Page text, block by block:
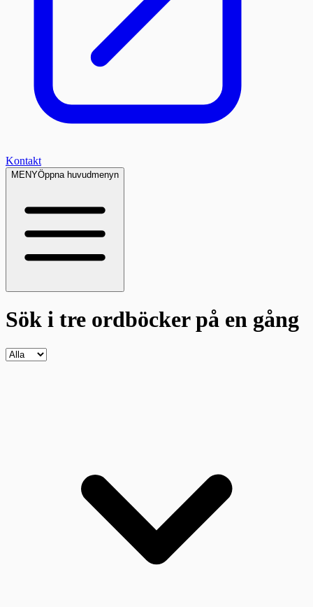
Kontakt
MENYÖppna huvudmenyn
Sök i tre ordböckerpå en gång